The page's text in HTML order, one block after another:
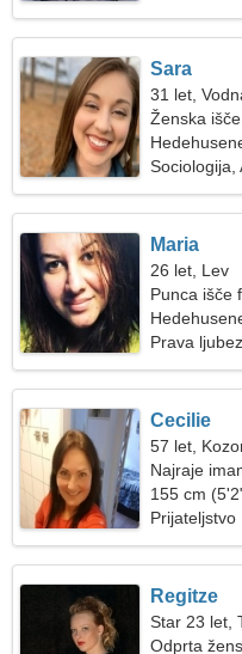
Sara
31 let,
Ženska
Sociologija,
Maria
26 let, Lev
Punca išče
Prava
Cecilie
57 let,
Najraje
155 cm
Prijateljstvo
Regitze
Star 23 let,
Odprta